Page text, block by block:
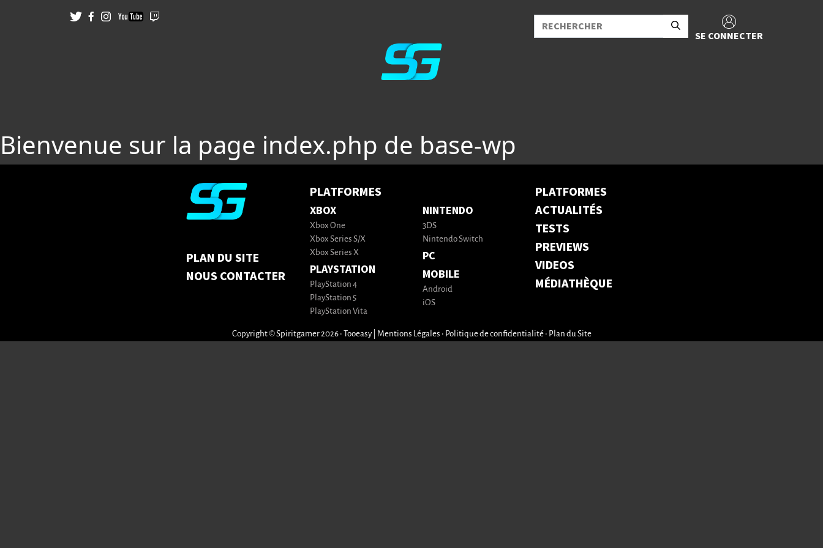
SE CONNECTER
Bienvenue sur la page index.php de base-wp
PLAN DU SITE
NOUS CONTACTER
PLATFORMES
XBOX
Xbox One
Xbox Series S/X
Xbox Series X
PLAYSTATION
PlayStation 4
PlayStation 5
PlayStation Vita
NINTENDO
3DS
Nintendo Switch
PC
MOBILE
Android
iOS
PLATFORMES
ACTUALITÉS
TESTS
PREVIEWS
VIDEOS
MÉDIATHÈQUE
Copyright © Spiritgamer 2026 • Tooeasy Mentions Légales • Politique de confidentialité• Plan du Site